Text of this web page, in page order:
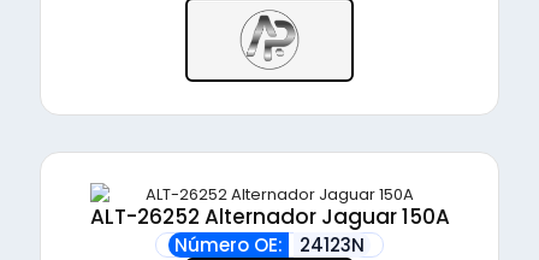
ALT-26252 Alternador Jaguar 150A
Número OE: 24123N